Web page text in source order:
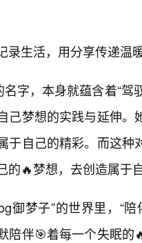
录生活，用分享传递温
名字，本身就蕴含着“
己梦想的实践与延伸
于自己的精彩。而这
的🔥梦想，去创造属于
御梦子”的世界里，“
陪伴🎯着每一个失眠